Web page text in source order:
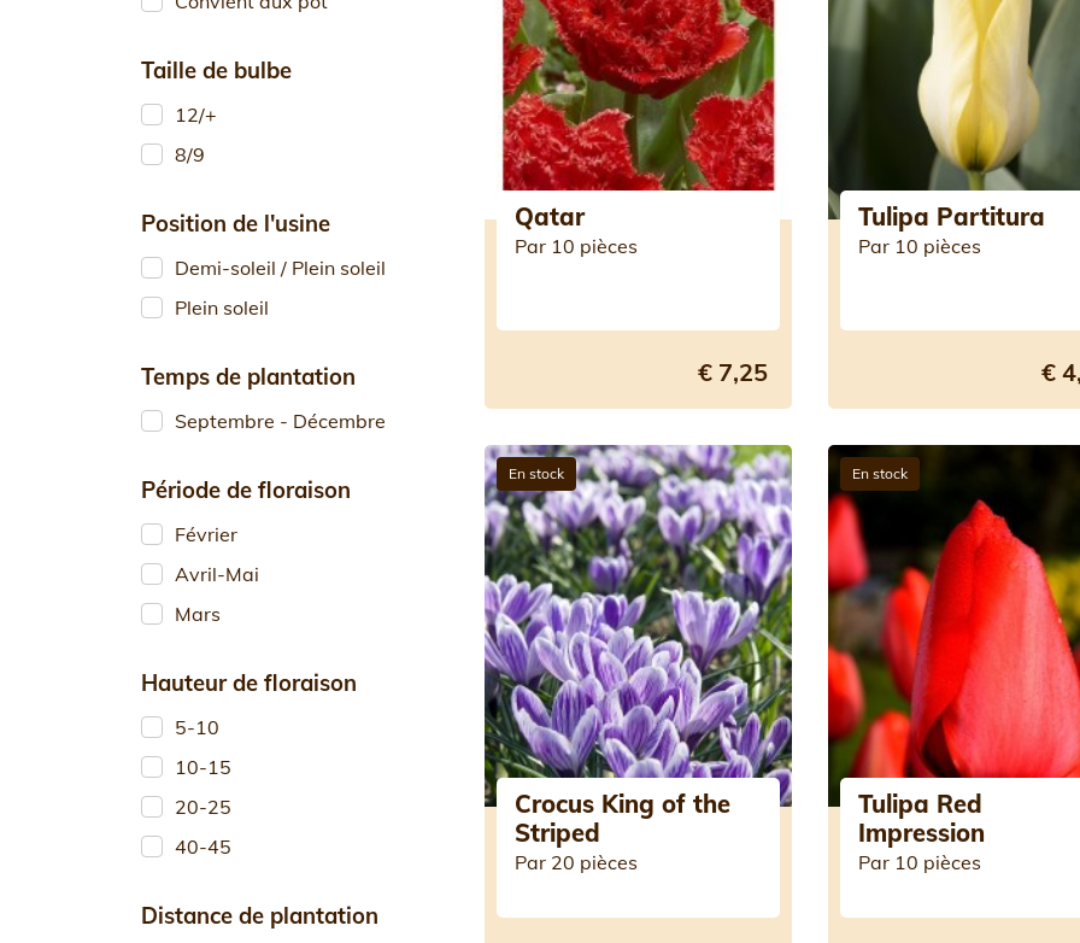
Taille de bulbe
12/+
8/9
Position de l'usine
Demi-soleil / Plein soleil
Plein soleil
Temps de plantation
Septembre - Décembre
Période de floraison
Février
Avril-Mai
Mars
Hauteur de floraison
5-10
10-15
20-25
40-45
Distance de plantation
Qatar
Par 10 pièces
€ 7,25
Tulipa Partitura
Par 10 pièces
€
En stock
Crocus King of the
Striped
Par 20 pièces
En stock
Tulipa Red
Impression
Par 10 pièces